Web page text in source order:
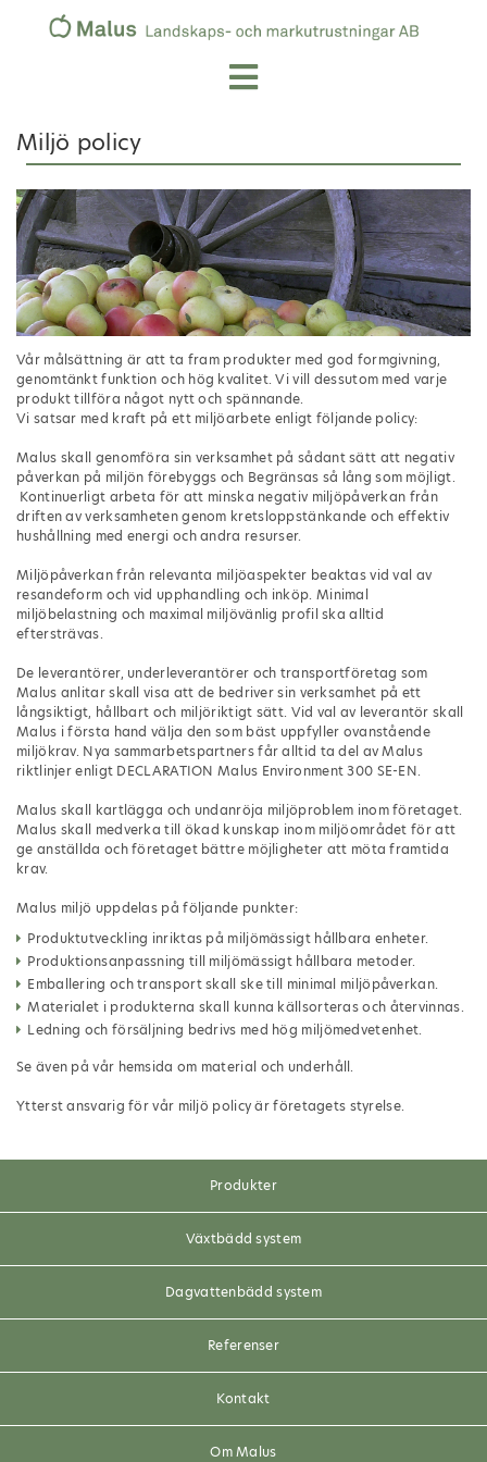
Miljö policy
Vår målsättning är att ta fram produkter med god formgivning,
genomtänkt funktion och hög kvalitet. Vi vill dessutom med varje
produkt tillföra något nytt och spännande.
Vi satsar med kraft på ett miljöarbete enligt följande policy:
Malus skall genomföra sin verksamhet på sådant sätt att negativ
påverkan på miljön förebyggs och Begränsas så lång som möjligt.
Kontinuerligt arbeta för att minska negativ miljöpåverkan från
driften av verksamheten genom kretsloppstänkande och effektiv
hushållning med energi och andra resurser.
Miljöpåverkan från relevanta miljöaspekter beaktas vid val av
resandeform och vid upphandling och inköp. Minimal
miljöbelastning och maximal miljövänlig profil ska alltid
eftersträvas.
De leverantörer, underleverantörer och transportföretag som
Malus anlitar skall visa att de bedriver sin verksamhet på ett
långsiktigt, hållbart och miljöriktigt sätt. Vid val av leverantör skall
Malus i första hand välja den som bäst uppfyller ovanstående
miljökrav. Nya sammarbetspartners får alltid ta del av Malus
riktlinjer enligt DECLARATION Malus Environment 300 SE-EN.
Malus skall kartlägga och undanröja miljöproblem inom företaget.
Malus skall medverka till ökad kunskap inom miljöområdet för att
ge anställda och företaget bättre möjligheter att möta framtida
krav.
Malus miljö uppdelas på följande punkter:
Produktutveckling inriktas på miljömässigt hållbara enheter.
Produktionsanpassning till miljömässigt hållbara metoder.
Emballering och transport skall ske till minimal miljöpåverkan.
Materialet i produkterna skall kunna källsorteras och återvinnas.
Ledning och försäljning bedrivs med hög miljömedvetenhet.
Se även på vår hemsida om material och underhåll.
Ytterst ansvarig för vår miljö policy är företagets styrelse.
Produkter
Växtbädd system
Dagvattenbädd system
Referenser
Kontakt
Om Malus